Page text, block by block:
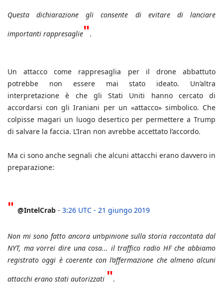
Questa dichiarazione gli consente di evitare di lanciare
importanti rappresaglie".
Un attacco come rappresaglia per il drone abbattuto
potrebbe non essere mai stato ideato. Un’altra
interpretazione è che gli Stati Uniti hanno cercato di
accordarsi con gli Iraniani per un «attacco» simbolico. Che
colpisse magari un luogo desertico per permettere a Trump
di salvare la faccia. L’Iran non avrebbe accettato l’accordo.
Ma ci sono anche segnali che alcuni attacchi erano davvero in
preparazione:
" @IntelCrab - 3:26 UTC - 21 giungo 2019
Non mi sono fatto ancora un’opinione sulla storia raccontata dal
NYT, ma vorrei dire una cosa... il traffico radio HF che abbiamo
registrato oggi è coerente con l’affermazione che almeno alcuni
attacchi erano stati autorizzati ".